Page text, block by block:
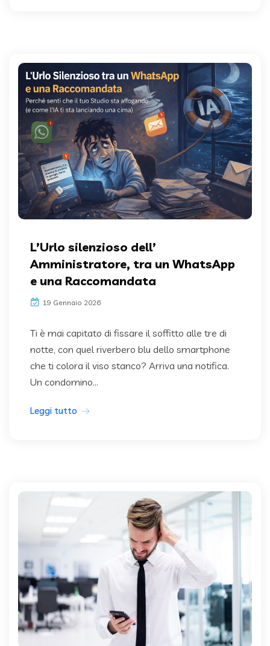
L’Urlo silenzioso dell’
Amministratore, tra un WhatsApp
e una Raccomandata
19 Gennaio 2026
Ti è mai capitato di fissare il soffitto alle tre di
notte, con quel riverbero blu dello smartphone
che ti colora il viso stanco? Arriva una notifica.
Un condomino...
Leggi tutto